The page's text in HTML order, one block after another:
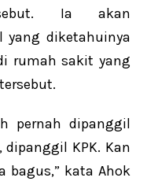
Ia akan
yang diketahuinya
rumah sakit yang
pernah dipanggil
KPK. Kan
bagus,” kata Ahok